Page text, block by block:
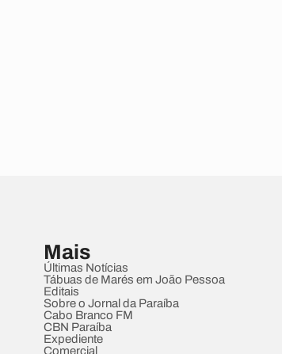
Mais
Últimas Notícias
Tábuas de Marés em João Pessoa
Editais
Sobre o Jornal da Paraíba
Cabo Branco FM
CBN Paraíba
Expediente
Comercial